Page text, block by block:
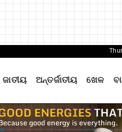
ଜାତୀୟ ଅନ୍ତର୍ଜାତୀୟ ଖେଳ